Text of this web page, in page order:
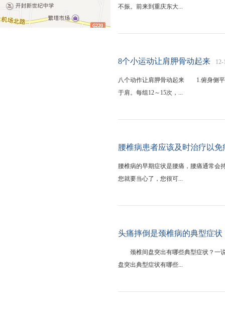
不振。前来到重庆东大...
8个小运动让肩胛骨动起来 12-
八个动作让肩胛骨动起来 1.俯身侧平
于肩。每组12～15次，...
腰椎病患者应该及时治疗以免
腰椎病的早期症状是腰痛，腰痛通常会
您就要当心了，您很可...
头痛摔倒是颈椎病的典型症状
颈椎间盘突出有哪些典型症状？一说
盘突出典型症状有哪些...